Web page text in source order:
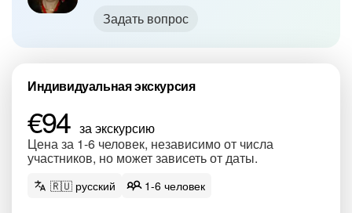
Задать вопрос
Индивидуальная экскурсия
€94 за экскурсию
Цена за 1-6 человек, независимо от числа
участников, но может зависеть от даты.
🇷🇺 русский 1-6 человек